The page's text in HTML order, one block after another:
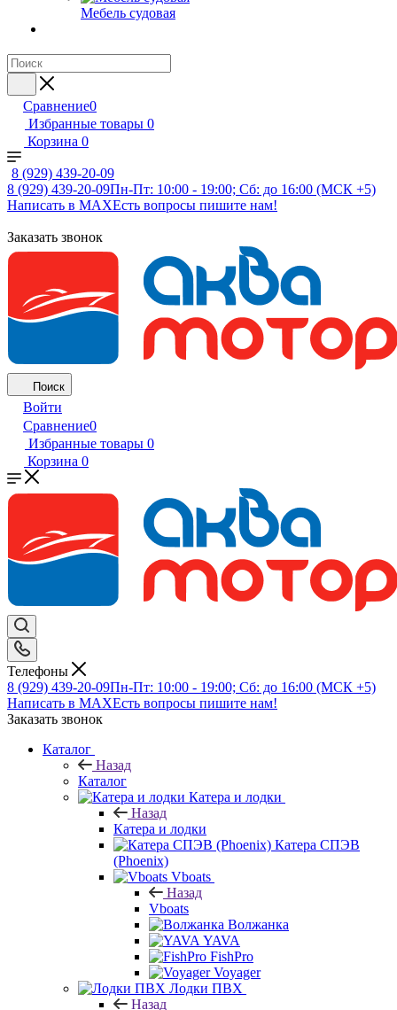
Мебель судовая
Сравнение0
Избранные товары 0
Корзина 0
8 (929) 439-20-09
8 (929) 439-20-09Пн-Пт: 10:00 - 19:00; Сб: до 16:00 (МСК +5)
Написать в MAXЕсть вопросы пишите нам!
Заказать звонок
Поиск
Войти
Сравнение0
Избранные товары 0
Корзина 0
Телефоны
8 (929) 439-20-09Пн-Пт: 10:00 - 19:00; Сб: до 16:00 (МСК +5)
Написать в MAXЕсть вопросы пишите нам!
Заказать звонок
Каталог
Назад
Каталог
Катера и лодки
Назад
Катера и лодки
Катера СПЭВ
(Phoenix)
Vboats
Назад
Vboats
Волжанка
YAVA
FishPro
Voyager
Лодки ПВХ
Назад